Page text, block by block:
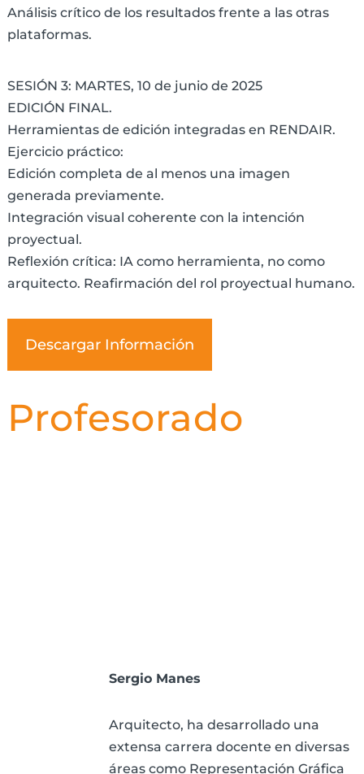
Análisis crítico de los resultados frente a las otras
plataformas.
SESIÓN 3: MARTES, 10 de junio de 2025
EDICIÓN FINAL.
Herramientas de edición integradas en RENDAIR.
Ejercicio práctico:
Edición completa de al menos una imagen
generada previamente.
Integración visual coherente con la intención
proyectual.
Reflexión crítica: IA como herramienta, no como
arquitecto. Reafirmación del rol proyectual humano.
Descargar Información
Profesorado
Sergio Manes
Arquitecto, ha desarrollado una
extensa carrera docente en diversas
áreas como Representación Gráfica